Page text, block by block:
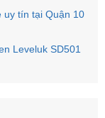
uy tín tại Quận 10
Leveluk SD501